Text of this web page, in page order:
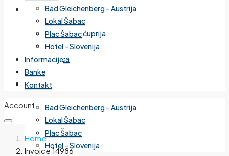
Novogradnja
Cvetanova ćuprija
Mirijevo
Banjica
Izdvojeno
Bad Gleichenberg – Austrija
Lokal Šabac
Plac Šabac
Hotel – Slovenija
Bad Gleichenberg – Austrija
Lokal Šabac
Plac Šabac
Hotel – Slovenija
Informacije
Banke
Kontakt
Account
Home
Invoice 14986